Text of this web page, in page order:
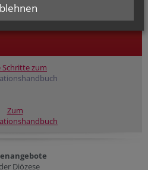
Schritte zum
Zum
Diözese